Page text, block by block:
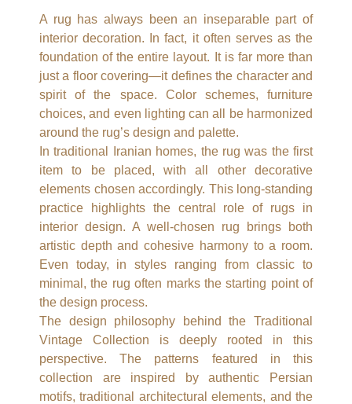
A rug has always been an inseparable part of
interior decoration. In fact, it often serves as the
foundation of the entire layout. It is far more than
just a floor covering—it defines the character and
spirit of the space. Color schemes, furniture
choices, and even lighting can all be harmonized
around the rug’s design and palette.
In traditional Iranian homes, the rug was the first
item to be placed, with all other decorative
elements chosen accordingly. This long-standing
practice highlights the central role of rugs in
interior design. A well-chosen rug brings both
artistic depth and cohesive harmony to a room.
Even today, in styles ranging from classic to
minimal, the rug often marks the starting point of
the design process.
The design philosophy behind the Traditional
Vintage Collection is deeply rooted in this
perspective. The patterns featured in this
collection are inspired by authentic Persian
motifs, traditional architectural elements, and the